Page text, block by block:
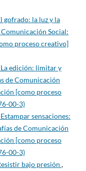
gofrado: la luz y la
Social:
proceso creativo]
edición: limitar y
de Comunicación
[como proceso
00-3)
sensaciones:
de Comunicación
[como proceso
00-3)
bajo presión ,